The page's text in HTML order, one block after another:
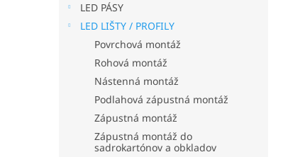
LED PÁSY
LED LIŠTY / PROFILY
Povrchová montáž
Rohová montáž
Nástenná montáž
Podlahová zápustná montáž
Zápustná montáž
Zápustná montáž do
sadrokartónov a obkladov